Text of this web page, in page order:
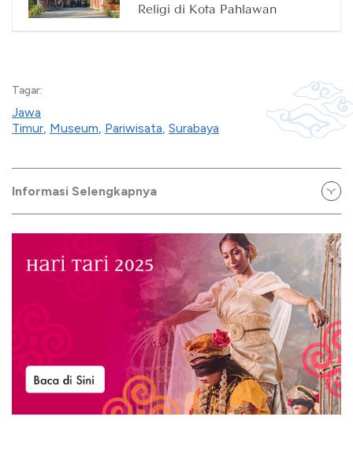
Religi di Kota Pahlawan
Tagar:
Jawa
Timur, Museum, Pariwisata, Surabaya
Informasi Selengkapnya